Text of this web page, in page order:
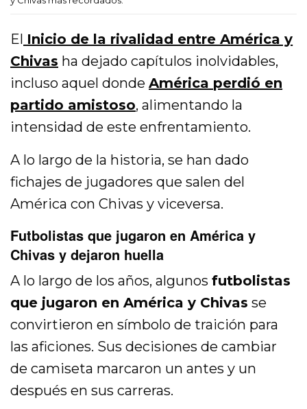
El Inicio de la rivalidad entre América y
Chivas ha dejado capítulos inolvidables,
incluso aquel dondeAmérica perdió en
partido amistoso, alimentando la
intensidad de este enfrentamiento.
A lo largo de la historia, se han dado
fichajes de jugadores que salen del
América con Chivas y viceversa.
Futbolistas que jugaron en América y
Chivas y dejaron huella
A lo largo de los años, algunosfutbolistas
que jugaron en América y Chivas se
convirtieron en símbolo de traición para
las aficiones. Sus decisiones de cambiar
de camiseta marcaron un antes y un
después en sus carreras.